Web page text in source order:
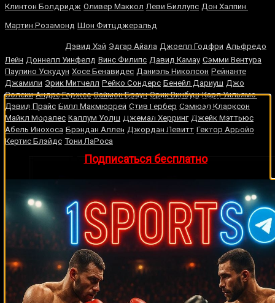
Клинтон Болдридж Оливер Маккол Леви Биллупс Дон Халпин
Мартин Розамонд Шон Фитцджеральд
Дэвид Хэй Эдгар Айала Джоелл Годфри Альфредо
Лейн Доннелл Уинфелд Винс Филипс Давид Камау Сэмми Вентура
Паулино Ускудун Хосе Бенавидес Даниэль Николсон Рейнанте
Джамили Эрик Митчелл Рейко Сондерс Бенейл Дариуш Джо
Солеки Андре Горжес Саймон Браун Эрик Винбуш Карл Уильямс
Дэвид Прайс Билл Макмюррей Стив Гербер Сэмюэл Кларксон
Майкл Моралес Каллум Уолш Джемал Херринг Джейк Мэттьюс
Абель Инохоса Брэндан Аллен Джордан Левитт Гектор Арройо
Кертис Блэйдс Тони ЛаРоса
🔥 Хочешь зарабатывать на спорте?
Подписывайся на наш Telegram-канал1Sports—
прогнозы на единоборства и другие виды спорта
каждый день!
Подписаться бесплатно